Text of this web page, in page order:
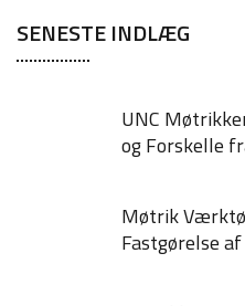
SENESTE INDLÆG
UNC
og Forskelle
Møtrik
Fastgørelse